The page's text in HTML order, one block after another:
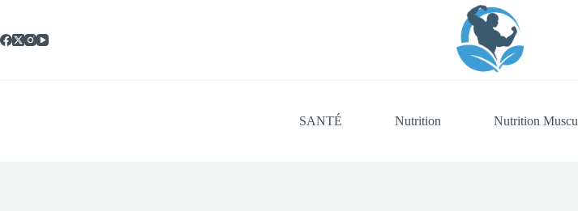
contenu
SANTÉ Nutrition Nutrition Muscu